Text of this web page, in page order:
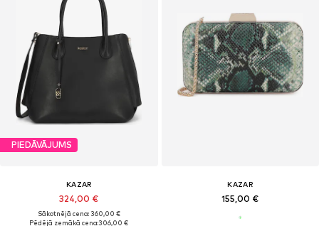
PIEDĀVĀJUMS
KAZAR
324,00 €
Sākotnējā cena: 360,00 €
Pēdējā zemākā cena:306,00 €
KAZAR
155,00 €